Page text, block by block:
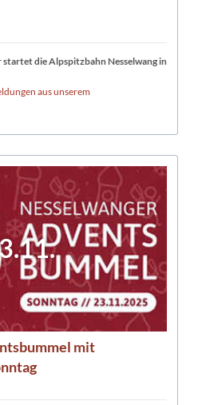
startet die Alpspitzbahn Nesselwang in
aus unserem
mit